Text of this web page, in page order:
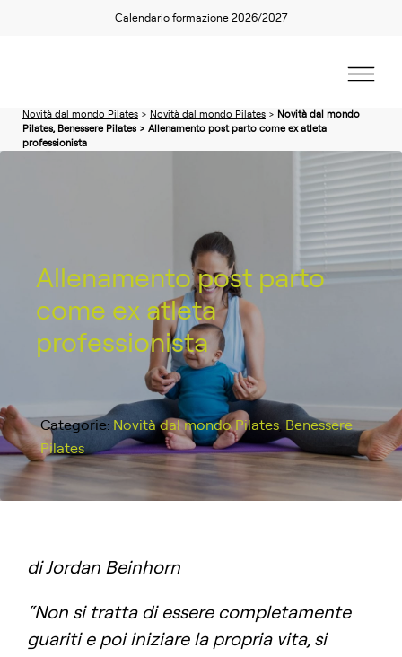
Calendario formazione 2026/2027
Novità dal mondo Pilates > Novità dal mondo Pilates > Novità dal mondo
Pilates, Benessere Pilates > Allenamento post parto come ex atleta
professionista
Allenamento post parto
come ex atleta
professionista
Categorie: Novità dal mondo Pilates Benessere
Pilates
di Jordan Beinhorn
“Non si tratta di essere completamente
guariti e poi iniziare la propria vita, si